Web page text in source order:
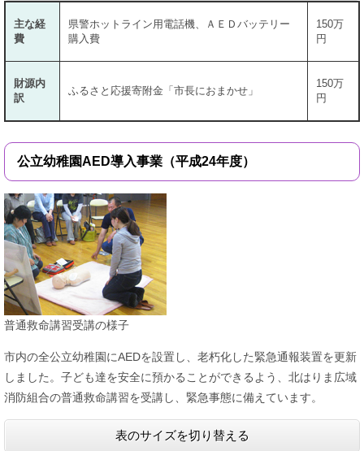
主な経
費
県警ホットライン用電話機、ＡＥＤバッテリー
購入費
150万
円
財源内
訳
ふるさと応援寄附金「市長におまかせ」
150万
円
公立幼稚園AED導入事業（平成24年度）
普通救命講習受講の様子
市内の全公立幼稚園にAEDを設置し、老朽化した緊急通報装置を更新
しました。子ども達を安全に預かることができるよう、北はりま広域
消防組合の普通救命講習を受講し、緊急事態に備えています。
表のサイズを切り替える